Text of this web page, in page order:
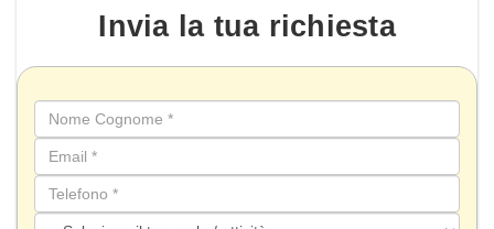
Invia la tua richiesta